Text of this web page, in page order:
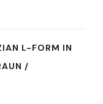
L-FORM IN
/